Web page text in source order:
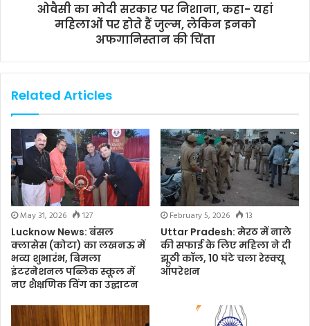
ओवैसी का मोदी सरकार पर निशाना, कहा- यहां
महिलाओं पर होते हैं जुल्म, लेकिन इनको
अफगानिस्तान की चिंता
Related Articles
May 31, 2026
127
Lucknow News: बंसल
क्लासेस (कोटा) का लखनऊ में
भव्य शुभारंभ, बिमला
इंटरनेशनल पब्लिक स्कूल में
नए शैक्षणिक विंग का उद्घाटन
February 5, 2026
13
Uttar Pradesh: मेरठ में नाले
की सफाई के लिए महिला ने दी
झूठी कॉल, 10 घंटे चला रेस्क्यू
ऑपरेशन